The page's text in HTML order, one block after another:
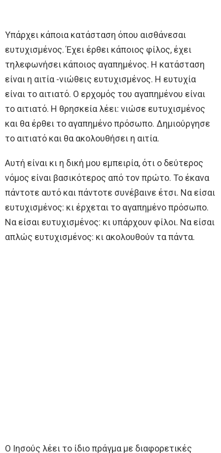
Υπάρχει κάποια κατάσταση όπου αισθάνεσαι
ευτυχισμένος. Έχει έρθει κάποιος φίλος, έχει
τηλεφωνήσει κάποιος αγαπημένος. Η κατάσταση
είναι η αιτία -νιώθεις ευτυχισμένος. Η ευτυχία
είναι το αιτιατό. Ο ερχομός του αγαπημένου είναι
το αιτιατό. Η θρησκεία λέει: νιώσε ευτυχισμένος
και θα έρθει το αγαπημένο πρόσωπο. Δημιούργησε
το αιτιατό και θα ακολουθήσει η αιτία.
Αυτή είναι κι η δική μου εμπειρία, ότι ο δεύτερος
νόμος είναι βασικότερος από τον πρώτο. Το έκανα
πάντοτε αυτό και πάντοτε συνέβαινε έτσι. Να είσαι
ευτυχισμένος: κι έρχεται το αγαπημένο πρόσωπο.
Να είσαι ευτυχισμένος: κι υπάρχουν φίλοι. Να είσαι
απλώς ευτυχισμένος: κι ακολουθούν τα πάντα.
Ο Ιησούς λέει το ίδιο πράγμα με διαφορετικές